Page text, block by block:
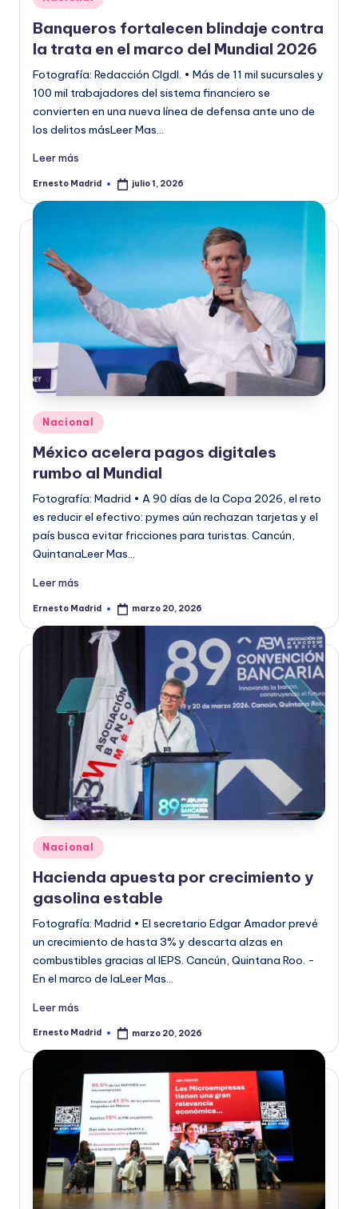
o
r
m
a
ti
v
a
en
Banqueros fortalecen blindaje contra
la trata en el marco del Mundial 2026
Fotografía: Redacción CIgdl. • Más de 11 mil sucursales y
100 mil trabajadores del sistema financiero se
convierten en una nueva línea de defensa ante uno de
los delitos másLeer Mas…
Leer más
Publicado
Ernesto Madrid julio 1, 2026
Publicado
en
Nacional
México acelera pagos digitales
rumbo al Mundial
Fotografía: Madrid • A 90 días de la Copa 2026, el reto
es reducir el efectivo: pymes aún rechazan tarjetas y el
país busca evitar fricciones para turistas. Cancún,
QuintanaLeer Mas…
Leer más
Publicado
Ernesto Madrid marzo 20, 2026
Publicado
en
Nacional
Hacienda apuesta por crecimiento y
gasolina estable
Fotografía: Madrid • El secretario Edgar Amador prevé
un crecimiento de hasta 3% y descarta alzas en
combustibles gracias al IEPS. Cancún, Quintana Roo. -
En el marco de laLeer Mas…
Leer más
Publicado
Ernesto Madrid marzo 20, 2026